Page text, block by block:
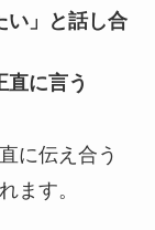
い」と話し合
直に言う
に伝え合う
ます。